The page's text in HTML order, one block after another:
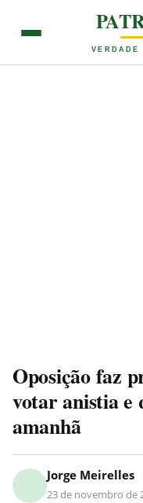
VERDADE
Oposição faz
votar anistia e
amanhã
Jorge Meirelles
23 de novembro de